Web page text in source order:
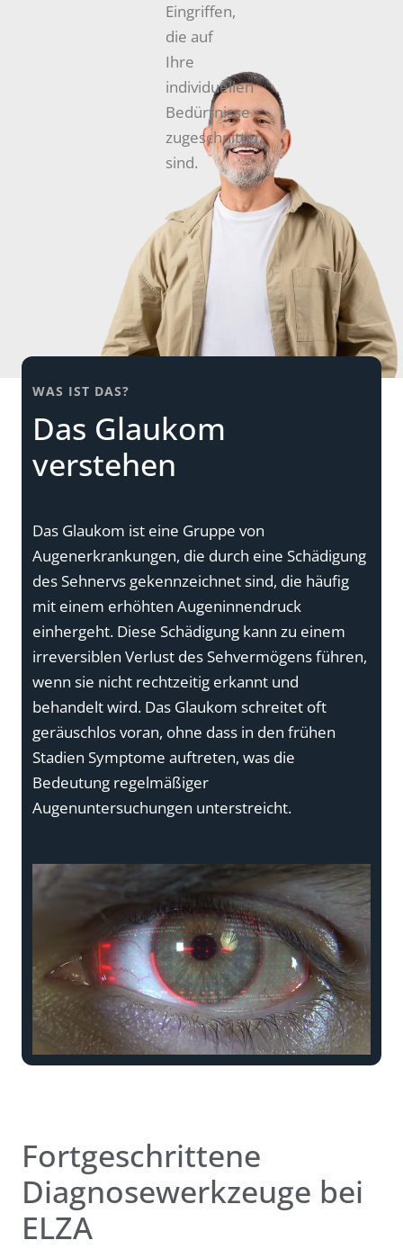
Eingriffen,
die auf
Ihre
individuellen
Bedürfnisse
zugeschnitten
sind.
WAS IST DAS?
Das Glaukom
verstehen
Das Glaukom ist eine Gruppe von
Augenerkrankungen, die durch eine Schädigung
des Sehnervs gekennzeichnet sind, die häufig
mit einem erhöhten Augeninnendruck
einhergeht. Diese Schädigung kann zu einem
irreversiblen Verlust des Sehvermögens führen,
wenn sie nicht rechtzeitig erkannt und
behandelt wird. Das Glaukom schreitet oft
geräuschlos voran, ohne dass in den frühen
Stadien Symptome auftreten, was die
Bedeutung regelmäßiger
Augenuntersuchungen unterstreicht.
Fortgeschrittene
Diagnosewerkzeuge bei
ELZA